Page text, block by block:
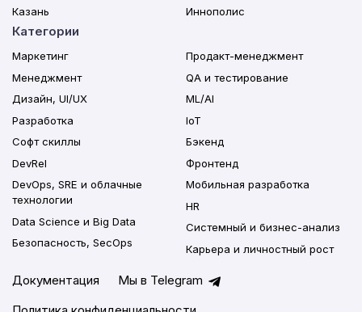
Казань
Иннополис
Категории
Маркетинг
Менеджмент
Дизайн, UI/UX
Разработка
Софт скиллы
DevRel
DevOps, SRE и облачные
технологии
Data Science и Big Data
Безопасность, SecOps
Продакт-менеджмент
QA и тестирование
ML/AI
IoT
Бэкенд
Фронтенд
Мобильная разработка
HR
Системный и бизнес-анализ
Карьера и личностный рост
Документация
Мы в Telegram